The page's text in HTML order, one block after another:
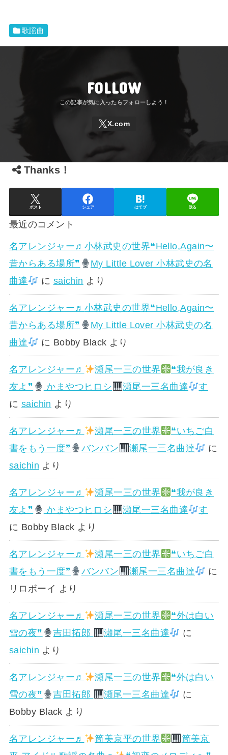
歌謡曲
FOLLOW
Thanks！
ポスト シェア はてブ 送る
最近のコメント
名アレンジャー♬ 小林武史の世界❝Hello,Again〜
昔からある場所❞
My Little Lover 小林武史の名
曲達
に saichin より
名アレンジャー♬ 小林武史の世界❝Hello,Again〜
昔からある場所❞
My Little Lover 小林武史の名
曲達
に Bobby Black より
名アレンジャー♬ 瀬尾一三の世界
❝我が良き
友よ❞
かまやつヒロシ 瀬尾一三名曲達
す
に saichin より
名アレンジャー♬ 瀬尾一三の世界
❝いちご白
書をもう一度❞
バンバン 瀬尾一三名曲達
に
saichin より
名アレンジャー♬ 瀬尾一三の世界
❝我が良き
友よ❞
かまやつヒロシ 瀬尾一三名曲達
す
に Bobby Black より
名アレンジャー♬ 瀬尾一三の世界
❝いちご白
書をもう一度❞
バンバン 瀬尾一三名曲達
に
リロボーイ より
名アレンジャー♬ 瀬尾一三の世界
❝外は白い
雪の夜❞
吉田拓郎 瀬尾一三名曲達
に
saichin より
名アレンジャー♬ 瀬尾一三の世界
❝外は白い
雪の夜❞
吉田拓郎 瀬尾一三名曲達
に
Bobby Black より
名アレンジャー♬ 筒美京平の世界
筒美京